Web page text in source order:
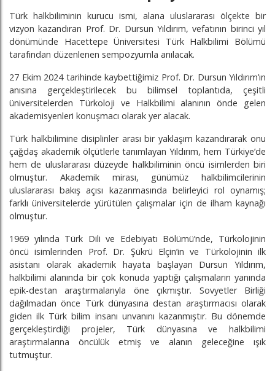
Türk halkbiliminin kurucu ismi, alana uluslararası ölçekte bir
vizyon kazandıran Prof. Dr. Dursun Yıldırım, vefatının birinci yıl
dönümünde Hacettepe Üniversitesi Türk Halkbilimi Bölümü
tarafından düzenlenen sempozyumla anılacak.
27 Ekim 2024 tarihinde kaybettiğimiz Prof. Dr. Dursun Yıldırım’ın
anısına gerçekleştirilecek bu bilimsel toplantıda, çeşitli
üniversitelerden Türkoloji ve Halkbilimi alanının önde gelen
akademisyenleri konuşmacı olarak yer alacak.
Türk halkbilimine disiplinler arası bir yaklaşım kazandırarak onu
çağdaş akademik ölçütlerle tanımlayan Yıldırım, hem Türkiye’de
hem de uluslararası düzeyde halkbiliminin öncü isimlerden biri
olmuştur. Akademik mirası, günümüz halkbilimcilerinin
uluslararası bakış açısı kazanmasında belirleyici rol oynamış;
farklı üniversitelerde yürütülen çalışmalar için de ilham kaynağı
olmuştur.
1969 yılında Türk Dili ve Edebiyatı Bölümü’nde, Türkolojinin
öncü isimlerinden Prof. Dr. Şükrü Elçin’in ve Türkolojinin ilk
asistanı olarak akademik hayata başlayan Dursun Yıldırım,
halkbilimi alanında bir çok konuda yaptığı çalışmaların yanında
epik-destan araştırmalarıyla öne çıkmıştır. Sovyetler Birliği
dağılmadan önce Türk dünyasına destan araştırmacısı olarak
giden ilk Türk bilim insanı unvanını kazanmıştır. Bu dönemde
gerçekleştirdiği projeler, Türk dünyasına ve halkbilimi
araştırmalarına öncülük etmiş ve alanın geleceğine ışık
tutmuştur.